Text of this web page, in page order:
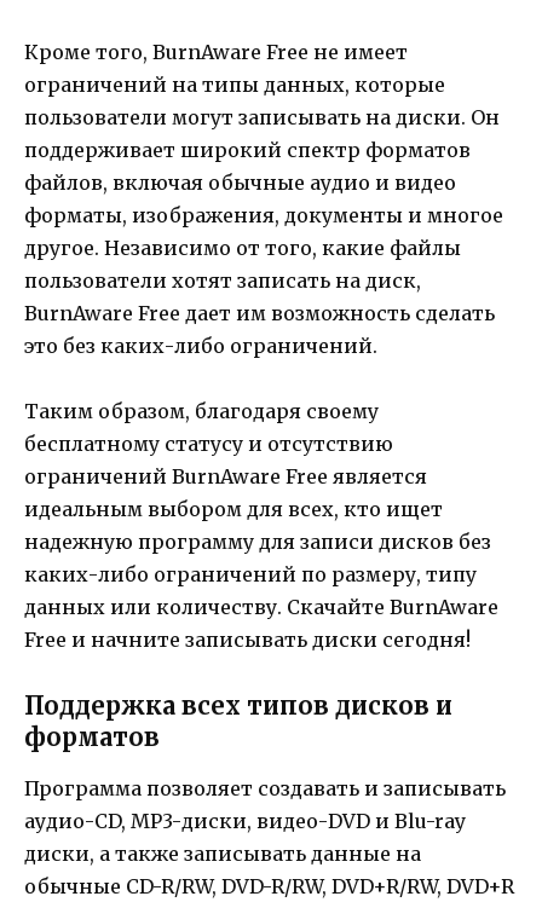
Кроме того, BurnAware Free не имеет
ограничений на типы данных, которые
пользователи могут записывать на диски. Он
поддерживает широкий спектр форматов
файлов, включая обычные аудио и видео
форматы, изображения, документы и многое
другое. Независимо от того, какие файлы
пользователи хотят записать на диск,
BurnAware Free дает им возможность сделать
это без каких-либо ограничений.
Таким образом, благодаря своему
бесплатному статусу и отсутствию
ограничений BurnAware Free является
идеальным выбором для всех, кто ищет
надежную программу для записи дисков без
каких-либо ограничений по размеру, типу
данных или количеству. Скачайте BurnAware
Free и начните записывать диски сегодня!
Поддержка всех типов дисков и
форматов
Программа позволяет создавать и записывать
аудио-CD, MP3-диски, видео-DVD и Blu-ray
диски, а также записывать данные на
обычные CD-R/RW, DVD-R/RW, DVD+R/RW, DVD+R